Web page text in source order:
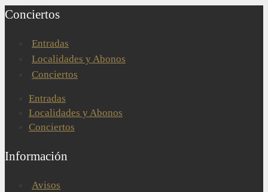
Conciertos
Entradas
Localidades y Abonos
Conciertos
Entradas
Localidades y Abonos
Conciertos
Información
Avisos